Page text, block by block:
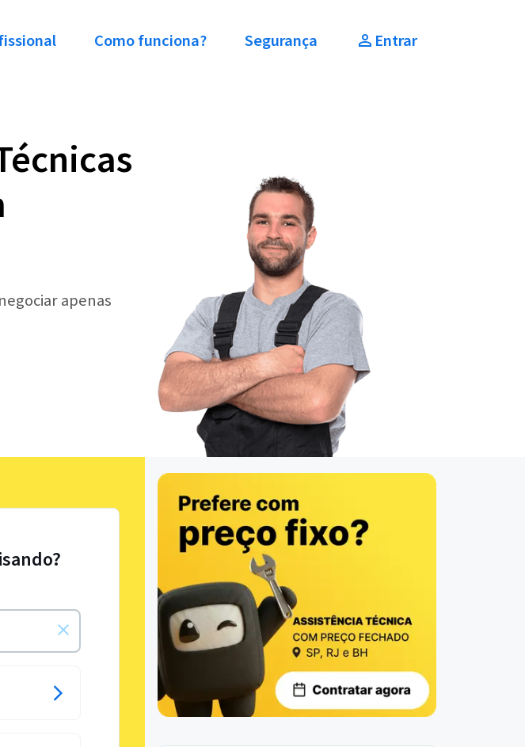
Como funciona? Segurança Entrar
apenas